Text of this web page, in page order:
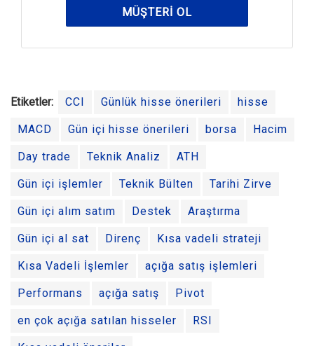
MÜŞTERI OL
Etiketler: CCI Günlük hisse önerileri hisse
MACD Gün içi hisse önerileri borsa Hacim
Day trade Teknik Analiz ATH
Gün içi işlemler Teknik Bülten Tarihi Zirve
Gün içi alım satım Destek Araştırma
Gün içi al sat Direnç Kısa vadeli strateji
Kısa Vadeli İşlemler açığa satış işlemleri
Performans açığa satış Pivot
en çok açığa satılan hisseler RSI